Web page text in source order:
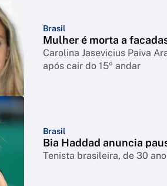
Brasil
Mulher é morta a
Carolina Jasevicius Paiva
após cair do 15º andar
Brasil
Bia Haddad anuncia
Tenista brasileira, de 30